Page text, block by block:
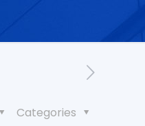
Categories